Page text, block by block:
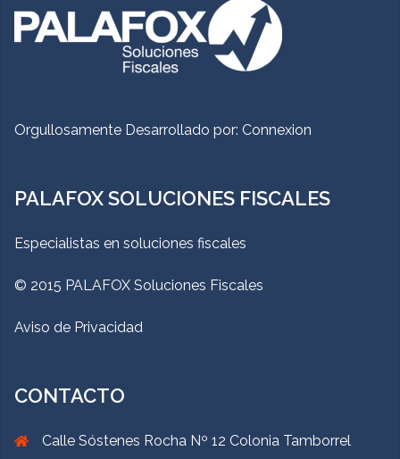
Orgullosamente Desarrollado por: Connexion
PALAFOX SOLUCIONES FISCALES
Especialistas en soluciones fiscales
© 2015 PALAFOX Soluciones Fiscales
Aviso de Privacidad
CONTACTO
Calle Sóstenes Rocha Nº 12 Colonia Tamborrel